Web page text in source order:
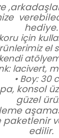
hediye.
için
el
lacivert,
• Boy: 30
konsol
güzel
paketlenir
edilir.